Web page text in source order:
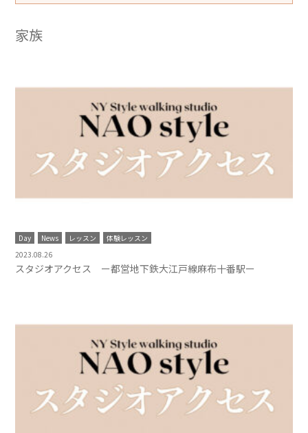
家族
Day News レッスン
体験レッスン
2023.08.26
スタジオアクセス ー都営地下鉄大江戸線麻布十番駅ー